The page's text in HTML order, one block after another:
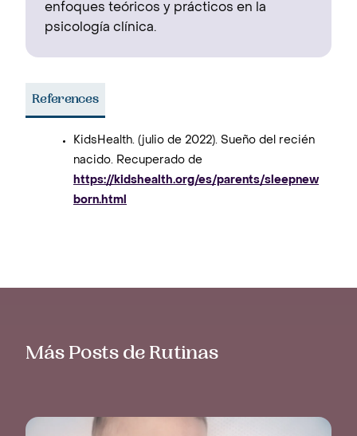
enfoques teóricos y prácticos en la
psicología clínica.
References
KidsHealth. (julio de 2022). Sueño del recién
nacido. Recuperado de
https://kidshealth.org/es/parents/sleepnew
born.html
Más Posts de Rutinas